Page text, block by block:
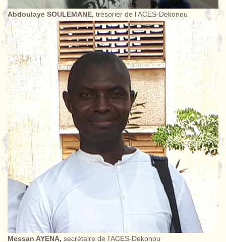
Abdoulaye SOULEMANE, trésorier de l’ACES-Dekonou
Messan AYENA, secrétaire de l’ACES-Dekonou